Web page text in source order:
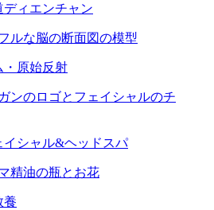
ィエンチャン
・原始反射
イシャル&ヘッドスパ
養